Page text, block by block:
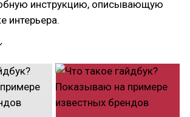
инструкцию, описывающую
интерьера.